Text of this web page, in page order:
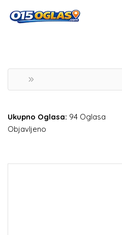
Ukupno Oglasa: 94 Oglasa
Objavljeno